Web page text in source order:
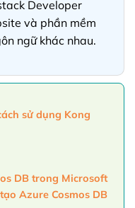
Developer
và phần mềm
ngữ khác nhau.
sử dụng Kong
DB trong Microsoft
Azure Cosmos DB